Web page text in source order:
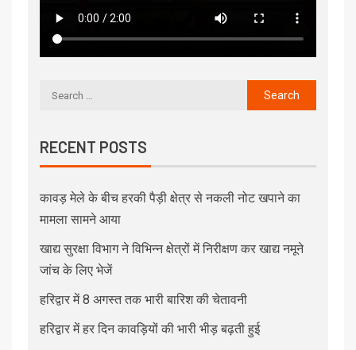
RECENT POSTS
कावड़ मेले के बीच हरकी पैड़ी क्षेत्र से नकली नोट खपाने का
मामला सामने आया
खाद्य सुरक्षा विभाग ने विभिन्न क्षेत्रों में निरीक्षण कर खाद्य नमूने
जांच के लिए भेजें
हरिद्वार में 8 अगस्त तक भारी बारिश की चेतावनी
हरिद्वार में हर दिन कावड़ियों की भारी भीड़ बढ़ती हुई